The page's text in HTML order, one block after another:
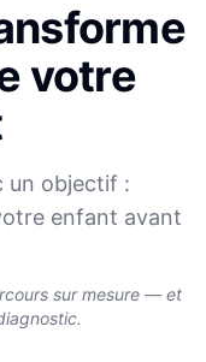
votre
un objectif :
enfant avant
sur mesure — et